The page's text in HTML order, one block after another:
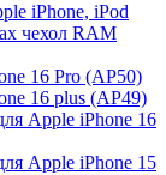
iPhone, iPod
чехол RAM
16 Pro (AP50)
16 plus (AP49)
Apple iPhone 16
Apple iPhone 15